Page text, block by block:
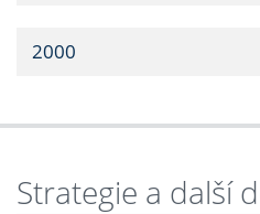
2000
Strategie a další